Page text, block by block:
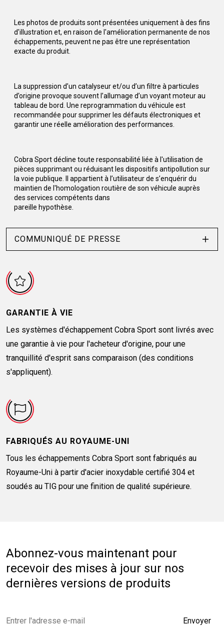
Les photos de produits sont présentées uniquement à des fins
d'illustration et, en raison de l'amélioration permanente de nos
échappements, peuvent ne pas être une représentation
exacte du produit.
La suppression d’un catalyseur et/ou d’un filtre à particules
d’origine provoque souvent l’allumage d’un voyant moteur au
tableau de bord. Une reprogrammation du véhicule est
recommandée pour supprimer les défauts électroniques et
garantir une réelle amélioration des performances.
Cobra Sport décline toute responsabilité liée à l'utilisation de
pièces supprimant ou réduisant les dispositifs antipollution sur
la voie publique. Il appartient à l’utilisateur de s’enquérir du
maintien de l'homologation routière de son véhicule auprès
des services compétents dans
pareille hypothèse.
COMMUNIQUÉ DE PRESSE
GARANTIE À VIE
Les systèmes d'échappement Cobra Sport sont livrés avec
une garantie à vie pour l'acheteur d'origine, pour une
tranquillité d'esprit sans comparaison (des conditions
s'appliquent).
FABRIQUÉS AU ROYAUME-UNI
Tous les échappements Cobra Sport sont fabriqués au
Royaume-Uni à partir d'acier inoxydable certifié 304 et
soudés au TIG pour une finition de qualité supérieure.
Abonnez-vous maintenant pour
recevoir des mises à jour sur nos
dernières versions de produits
Envoyer